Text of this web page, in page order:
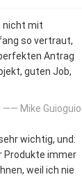
nicht mit
so vertraut,
Antrag
guten Job,
—— Mike Guioguio
wichtig, und:
Produkte immer
weil ich nie